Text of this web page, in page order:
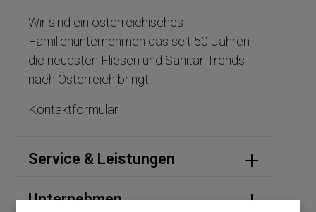
Wir sind ein österreichisches
Familienunternehmen das seit 50 Jahren
die neuesten Fliesen und Sanitär Trends
nach Österreich bringt.
Kontaktformular
Service & Leistungen
Unternehmen